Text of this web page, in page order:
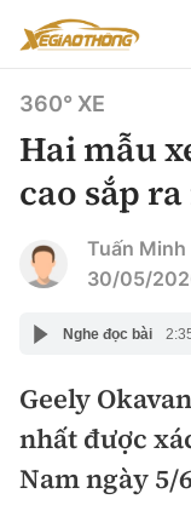
360° xe
Chính sách
Hạ tầng phương
Góc nhìn
Xe du lịch
Xe chuyên dụng
Đánh giá xe
Đánh giá xe mới
360° XE
Hai mẫu
cao sắp
Tuấn Minh
30/05/
Nghe đọc bài
Geely
nhất được
Nam ngày 5/